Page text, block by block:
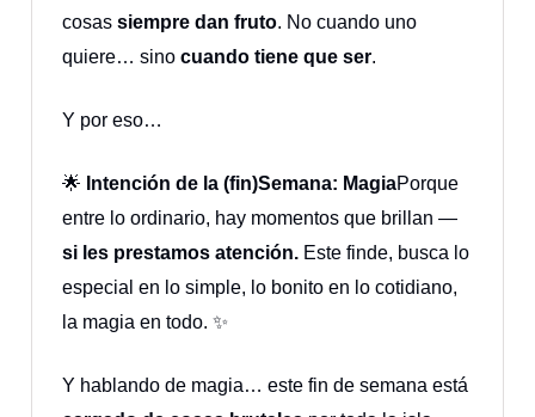
cosas siempre dan fruto. No cuando uno
quiere… sino cuando tiene que ser.
Y por eso…
🌟 Intención de la (fin)Semana: MagiaPorque
entre lo ordinario, hay momentos que brillan —
si les prestamos atención. Este finde, busca lo
especial en lo simple, lo bonito en lo cotidiano,
la magia en todo. ✨
Y hablando de magia… este fin de semana está